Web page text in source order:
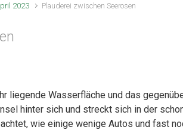
2023 Plauderei zwischen Seerosen
liegende Wasserfläche und das
hinter sich und streckt sich in der
wie einige wenige Autos und fast